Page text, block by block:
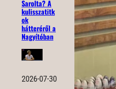
Sarolta? A
kulisszatitk
ok
hátteréről a
Nagyítóban
2026-07-30